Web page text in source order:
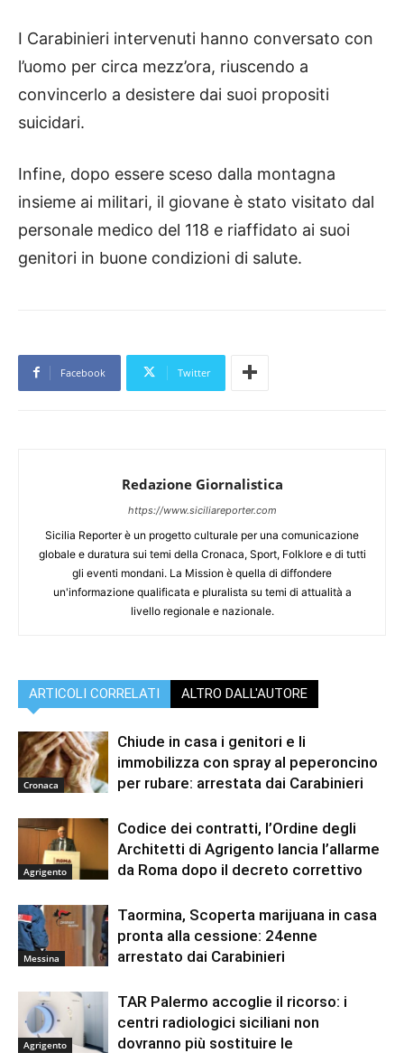
I Carabinieri intervenuti hanno conversato con
l’uomo per circa mezz’ora, riuscendo a
convincerlo a desistere dai suoi propositi
suicidari.
Infine, dopo essere sceso dalla montagna
insieme ai militari, il giovane è stato visitato dal
personale medico del 118 e riaffidato ai suoi
genitori in buone condizioni di salute.
Facebook Twitter
Redazione Giornalistica
https://www.siciliareporter.com
Sicilia Reporter è un progetto culturale per una comunicazione
globale e duratura sui temi della Cronaca, Sport, Folklore e di tutti
gli eventi mondani. La Mission è quella di diffondere
un'informazione qualificata e pluralista su temi di attualità a
livello regionale e nazionale.
ARTICOLI CORRELATI ALTRO DALL'AUTORE
Cronaca
Chiude in casa i genitori e li
immobilizza con spray al peperoncino
per rubare: arrestata dai Carabinieri
Agrigento
Codice dei contratti, l’Ordine degli
Architetti di Agrigento lancia l’allarme
da Roma dopo il decreto correttivo
Messina
Taormina, Scoperta marijuana in casa
pronta alla cessione: 24enne
arrestato dai Carabinieri
Agrigento
TAR Palermo accoglie il ricorso: i
centri radiologici siciliani non
dovranno più sostituire le